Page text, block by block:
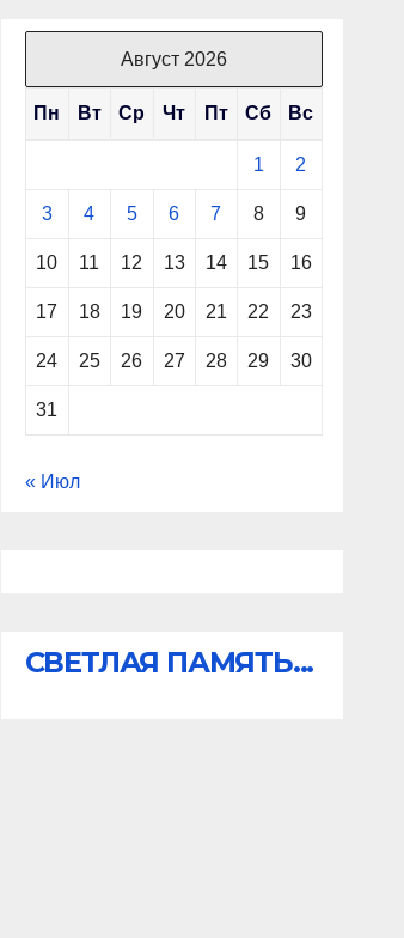
Август 2026
Пн Вт Ср Чт Пт Сб Вс
1 2
3 4 5 6 7 8 9
10 11 12 13 14 15 16
17 18 19 20 21 22 23
24 25 26 27 28 29 30
31
« Июл
СВЕТЛАЯ ПАМЯТЬ...